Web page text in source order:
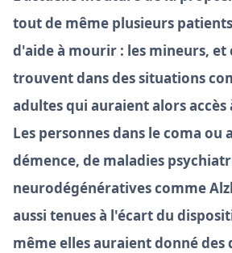
tout de même plusieurs
d'aide à mourir : les mineurs, et
trouvent dans des situations
adultes qui auraient alors accès
Les personnes dans le coma ou
démence, de maladies
neurodégénératives comme
aussi tenues à l'écart du
même elles auraient donné des